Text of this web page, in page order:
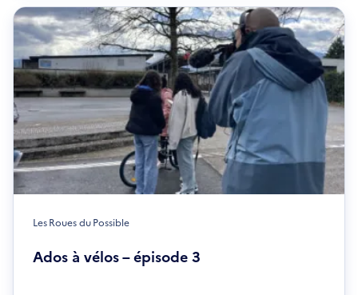
Les Roues du Possible
Ados à vélos – épisode 3